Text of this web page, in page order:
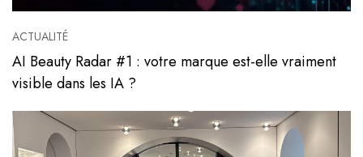
ACTUALITÉ
AI Beauty Radar #1 : votre marque est-elle vraiment
visible dans les IA ?